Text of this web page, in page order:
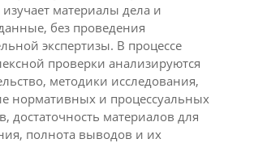
изучает материалы дела и
без проведения
экспертизы. В процессе
проверки анализируются
методики исследования,
нормативных и процессуальных
достаточность материалов для
полнота выводов и их